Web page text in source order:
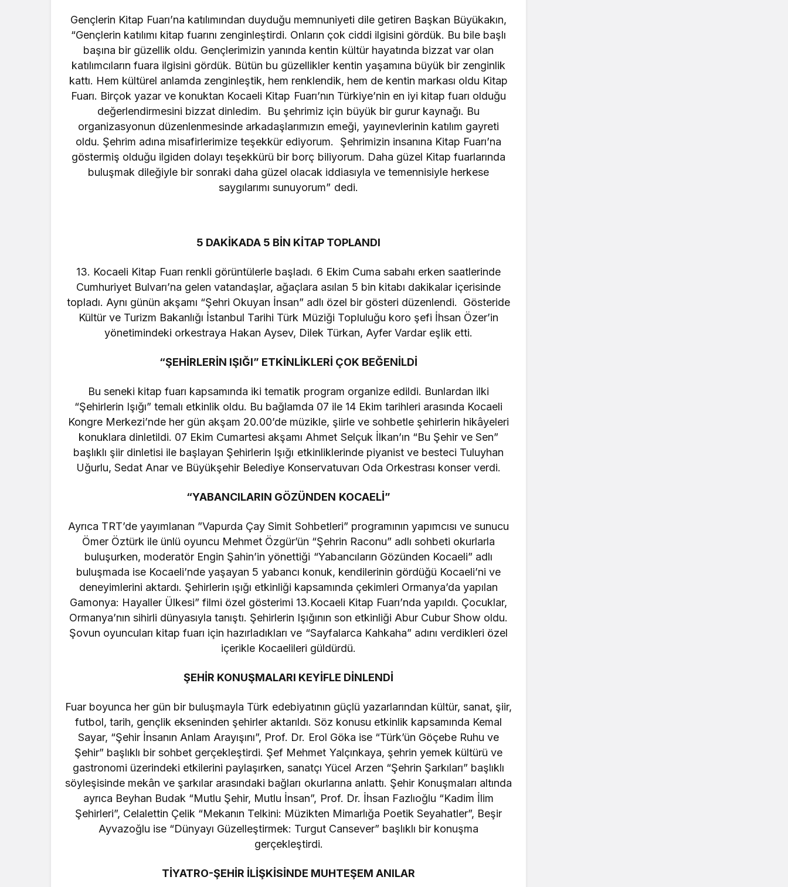
Gençlerin Kitap Fuarı’na katılımından duyduğu memnuniyeti dile getiren Başkan Büyükakın,
“Gençlerin katılımı kitap fuarını zenginleştirdi. Onların çok ciddi ilgisini gördük. Bu bile başlı
başına bir güzellik oldu. Gençlerimizin yanında kentin kültür hayatında bizzat var olan
katılımcıların fuara ilgisini gördük. Bütün bu güzellikler kentin yaşamına büyük bir zenginlik
kattı. Hem kültürel anlamda zenginleştik, hem renklendik, hem de kentin markası oldu Kitap
Fuarı. Birçok yazar ve konuktan Kocaeli Kitap Fuarı’nın Türkiye’nin en iyi kitap fuarı olduğu
değerlendirmesini bizzat dinledim. Bu şehrimiz için büyük bir gurur kaynağı. Bu
organizasyonun düzenlenmesinde arkadaşlarımızın emeği, yayınevlerinin katılım gayreti
oldu. Şehrim adına misafirlerimize teşekkür ediyorum. Şehrimizin insanına Kitap Fuarı’na
göstermiş olduğu ilgiden dolayı teşekkürü bir borç biliyorum. Daha güzel Kitap fuarlarında
buluşmak dileğiyle bir sonraki daha güzel olacak iddiasıyla ve temennisiyle herkese
saygılarımı sunuyorum” dedi.
5 DAKİKADA 5 BİN KİTAP TOPLANDI
13. Kocaeli Kitap Fuarı renkli görüntülerle başladı. 6 Ekim Cuma sabahı erken saatlerinde
Cumhuriyet Bulvarı’na gelen vatandaşlar, ağaçlara asılan 5 bin kitabı dakikalar içerisinde
topladı. Aynı günün akşamı “Şehri Okuyan İnsan” adlı özel bir gösteri düzenlendi. Gösteride
Kültür ve Turizm Bakanlığı İstanbul Tarihi Türk Müziği Topluluğu koro şefi İhsan Özer’in
yönetimindeki orkestraya Hakan Aysev, Dilek Türkan, Ayfer Vardar eşlik etti.
“ŞEHİRLERİN IŞIĞI” ETKİNLİKLERİ ÇOK BEĞENİLDİ
Bu seneki kitap fuarı kapsamında iki tematik program organize edildi. Bunlardan ilki
“Şehirlerin Işığı” temalı etkinlik oldu. Bu bağlamda 07 ile 14 Ekim tarihleri arasında Kocaeli
Kongre Merkezi’nde her gün akşam 20.00’de müzikle, şiirle ve sohbetle şehirlerin hikâyeleri
konuklara dinletildi. 07 Ekim Cumartesi akşamı Ahmet Selçuk İlkan’ın “Bu Şehir ve Sen”
başlıklı şiir dinletisi ile başlayan Şehirlerin Işığı etkinliklerinde piyanist ve besteci Tuluyhan
Uğurlu, Sedat Anar ve Büyükşehir Belediye Konservatuvarı Oda Orkestrası konser verdi.
“YABANCILARIN GÖZÜNDEN KOCAELİ”
Ayrıca TRT’de yayımlanan ”Vapurda Çay Simit Sohbetleri” programının yapımcısı ve sunucu
Ömer Öztürk ile ünlü oyuncu Mehmet Özgür’ün “Şehrin Raconu” adlı sohbeti okurlarla
buluşurken, moderatör Engin Şahin’in yönettiği “Yabancıların Gözünden Kocaeli” adlı
buluşmada ise Kocaeli’nde yaşayan 5 yabancı konuk, kendilerinin gördüğü Kocaeli’ni ve
deneyimlerini aktardı. Şehirlerin ışığı etkinliği kapsamında çekimleri Ormanya’da yapılan
Gamonya: Hayaller Ülkesi” filmi özel gösterimi 13.Kocaeli Kitap Fuarı’nda yapıldı. Çocuklar,
Ormanya’nın sihirli dünyasıyla tanıştı. Şehirlerin Işığının son etkinliği Abur Cubur Show oldu.
Şovun oyuncuları kitap fuarı için hazırladıkları ve “Sayfalarca Kahkaha” adını verdikleri özel
içerikle Kocaelileri güldürdü.
ŞEHİR KONUŞMALARI KEYİFLE DİNLENDİ
Fuar boyunca her gün bir buluşmayla Türk edebiyatının güçlü yazarlarından kültür, sanat, şiir,
futbol, tarih, gençlik ekseninden şehirler aktarıldı. Söz konusu etkinlik kapsamında Kemal
Sayar, “Şehir İnsanın Anlam Arayışını”, Prof. Dr. Erol Göka ise “Türk’ün Göçebe Ruhu ve
Şehir” başlıklı bir sohbet gerçekleştirdi. Şef Mehmet Yalçınkaya, şehrin yemek kültürü ve
gastronomi üzerindeki etkilerini paylaşırken, sanatçı Yücel Arzen “Şehrin Şarkıları” başlıklı
söyleşisinde mekân ve şarkılar arasındaki bağları okurlarına anlattı. Şehir Konuşmaları altında
ayrıca Beyhan Budak “Mutlu Şehir, Mutlu İnsan”, Prof. Dr. İhsan Fazlıoğlu “Kadim İlim
Şehirleri”, Celalettin Çelik “Mekanın Telkini: Müzikten Mimarlığa Poetik Seyahatler”, Beşir
Ayvazoğlu ise “Dünyayı Güzelleştirmek: Turgut Cansever” başlıklı bir konuşma
gerçekleştirdi.
TİYATRO-ŞEHİR İLİŞKİSİNDE MUHTEŞEM ANILAR